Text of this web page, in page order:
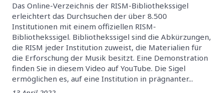
Das Online-Verzeichnis der RISM-Bibliothekssigel
erleichtert das Durchsuchen der über 8.500
Institutionen mit einem offiziellen RISM-
Bibliothekssigel. Bibliothekssigel sind die Abkürzungen,
die RISM jeder Institution zuweist, die Materialien für
die Erforschung der Musik besitzt. Eine Demonstration
finden Sie in diesem Video auf YouTube. Die Sigel
ermöglichen es, auf eine Institution in prägnanter...